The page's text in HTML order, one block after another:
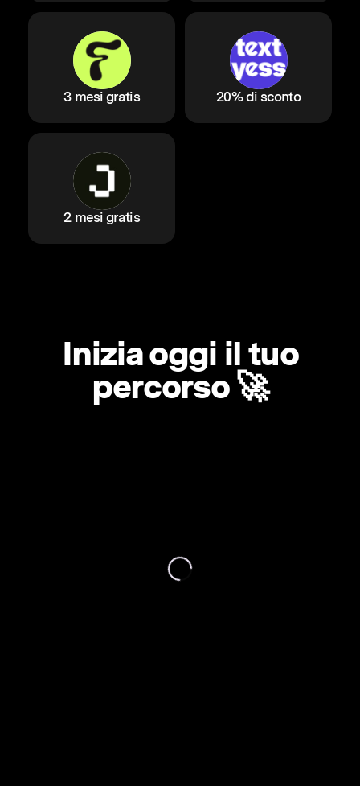
3 mesi gratis 20% di sconto
2 mesi gratis
Inizia oggi il tuo
percorso 🚀